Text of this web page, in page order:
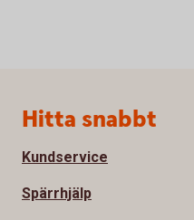
Sidfot
Hitta snabbt
Kundservice
Spärrhjälp